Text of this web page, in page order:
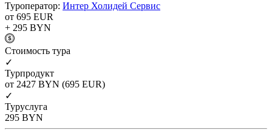
Туроператор: Интер Холидей Сервис
от 695 EUR
+ 295 BYN
Cтоимость тура
✓
Турпродукт
от 2427 BYN (695 EUR)
✓
Туруслуга
295 BYN